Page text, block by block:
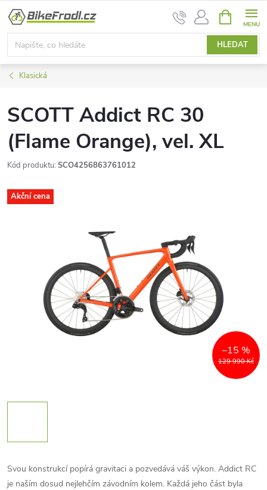
Přejít
obsah
HLEDAT
NÁKUPNÍ
KOŠÍK
Klasická
SCOTT Addict RC 30
(Flame Orange), vel. XL
Kód produktu: SCO4256863761012
Akční cena
129 990 Kč
–15 %
Svou konstrukcí popírá gravitaci a pozvedává váš výkon. Addict RC
je naším dosud nejlehčím závodním kolem. Každá jeho část byla